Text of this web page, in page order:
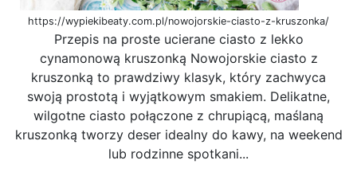
https://wypiekibeaty.com.pl/nowojorskie-ciasto-z-kruszonka/
Przepis na proste ucierane ciasto z lekko
cynamonową kruszonką Nowojorskie ciasto z
kruszonką to prawdziwy klasyk, który zachwyca
swoją prostotą i wyjątkowym smakiem. Delikatne,
wilgotne ciasto połączone z chrupiącą, maślaną
kruszonką tworzy deser idealny do kawy, na weekend
lub rodzinne spotkani...